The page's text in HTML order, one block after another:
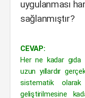
uygulanması
sağlanmıştır?
CEVAP:
Her ne kadar gıda
uzun yıllardır
sistematik olarak
geliştirilmesine